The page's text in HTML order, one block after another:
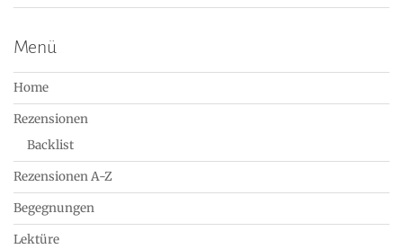
Menü
Home
Rezensionen
Backlist
Rezensionen A-Z
Begegnungen
Lektüre